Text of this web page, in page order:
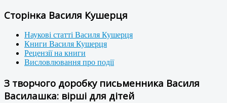
Сторінка Василя Кушерця
Наукові статті Василя Кушерця
Книги Василя Кушерця
Рецензії на книги
Висловлювання про події
З творчого доробку письменника Василя
Василашка: вірші для дітей